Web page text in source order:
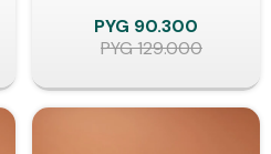
PYG 90.300
PYG129.000